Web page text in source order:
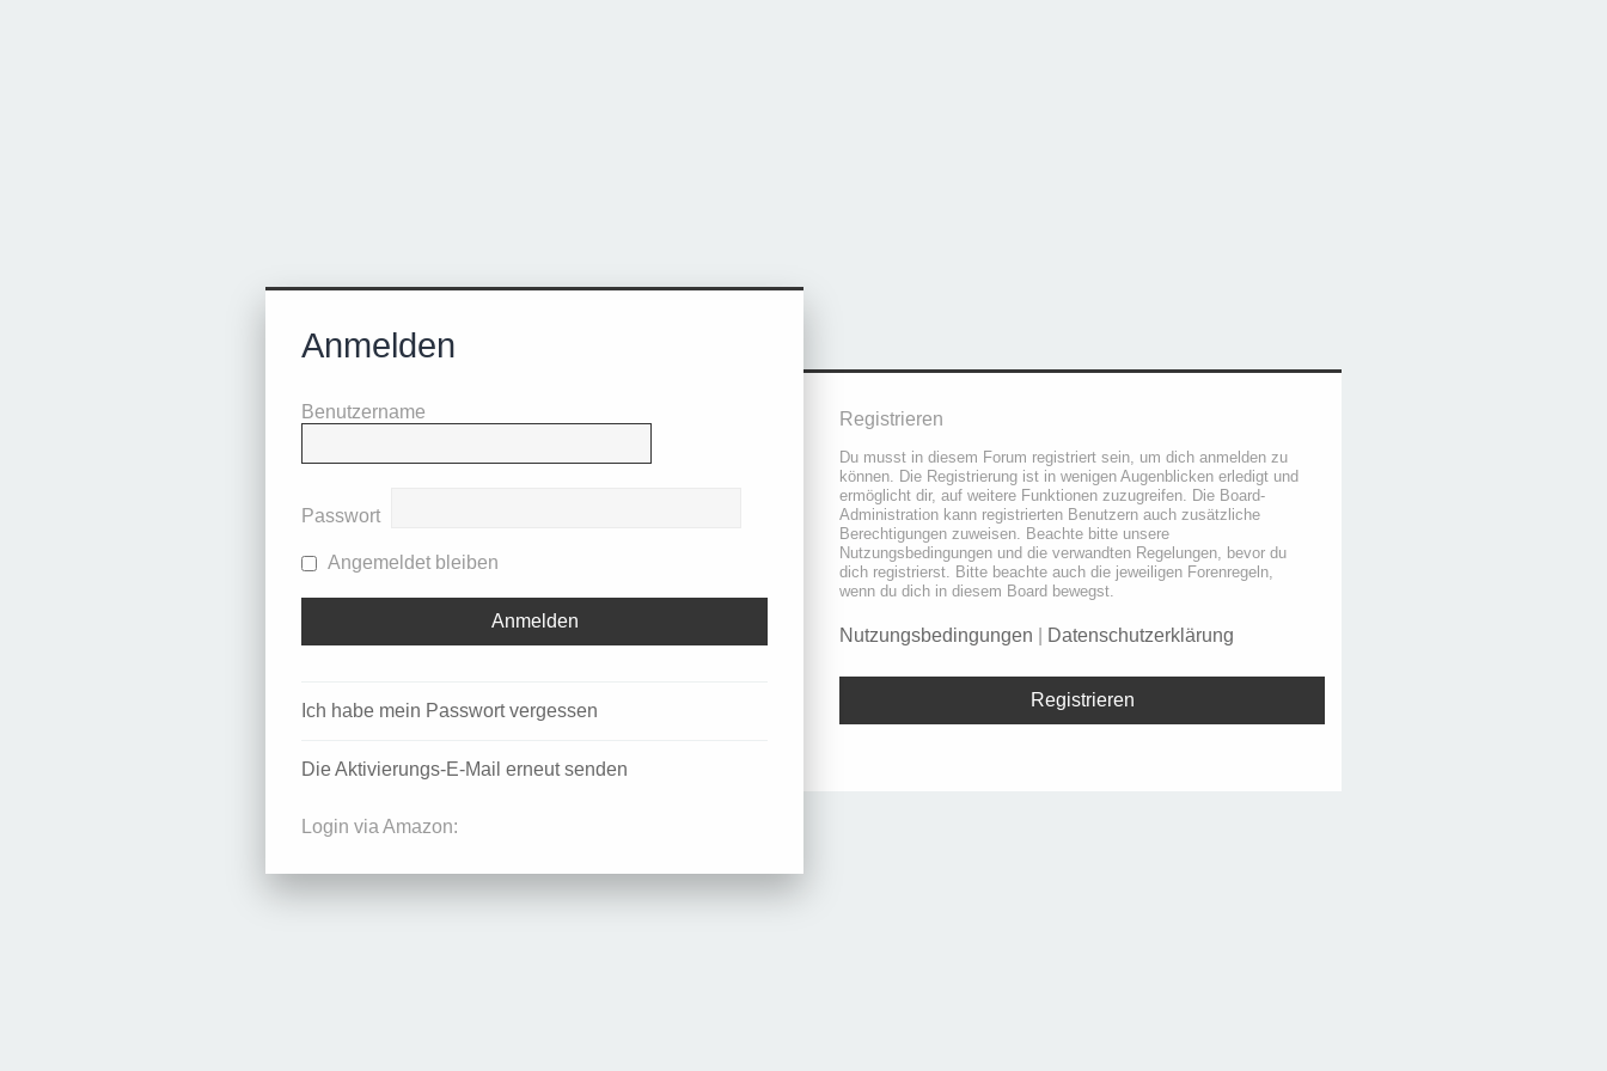
Anmelden
Benutzername
Passwort
Angemeldet bleiben
Ich habe mein Passwort vergessen
Die Aktivierungs-E-Mail erneut senden
Login via Amazon:
Registrieren
Du musst in diesem Forum registriert sein, um dich anmelden zu
können. Die Registrierung ist in wenigen Augenblicken erledigt und
ermöglicht dir, auf weitere Funktionen zuzugreifen. Die Board-
Administration kann registrierten Benutzern auch zusätzliche
Berechtigungen zuweisen. Beachte bitte unsere
Nutzungsbedingungen und die verwandten Regelungen, bevor du
dich registrierst. Bitte beachte auch die jeweiligen Forenregeln,
wenn du dich in diesem Board bewegst.
Nutzungsbedingungen Datenschutzerklärung
Registrieren